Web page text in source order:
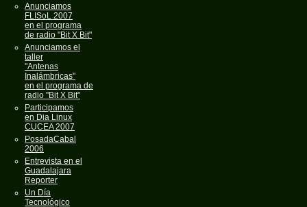
Anunciamos
FLISoL 2007
en el programa
de radio "Bit X Bit"
Anunciamos el
taller
"Antenas
Inalámbricas"
en el programa de
radio "Bit X Bit"
Participamos
en Dia Linux
CUCEA 2007
PosadaCabal
2006
Entrevista en el
Guadalajara
Reporter
Un Día
Tecnológico